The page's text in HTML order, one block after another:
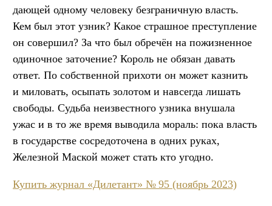
дающей одному человеку безграничную власть.
Кем был этот узник? Какое страшное преступление
он совершил? За что был обречён на пожизненное
одиночное заточение? Король не обязан давать
ответ. По собственной прихоти он может казнить
и миловать, осыпать золотом и навсегда лишать
свободы. Судьба неизвестного узника внушала
ужас и в то же время выводила мораль: пока власть
в государстве сосредоточена в одних руках,
Железной Маской может стать кто угодно.
Купить журнал «Дилетант» № 95 (ноябрь 2023)